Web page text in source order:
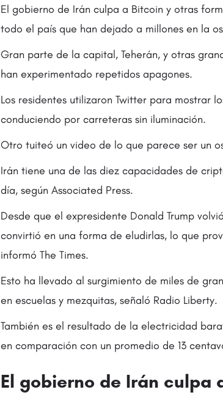
El gobierno de Irán culpa a Bitcoin y otras
todo el país que han dejado a millones en la
Gran parte de la capital, Teherán, y otras
han experimentado repetidos apagones.
Los residentes utilizaron Twitter para mostrar
conduciendo por carreteras sin iluminación.
Otro tuiteó un video de lo que parece ser un
Irán tiene una de las diez capacidades de
día, según Associated Press.
Desde que el expresidente Donald Trump
convirtió en una forma de eludirlas, lo que
informó The Times.
Esto ha llevado al surgimiento de miles de
en escuelas y mezquitas, señaló Radio Liberty.
También es el resultado de la electricidad
en comparación con un promedio de 13
El gobierno de Irán culpa